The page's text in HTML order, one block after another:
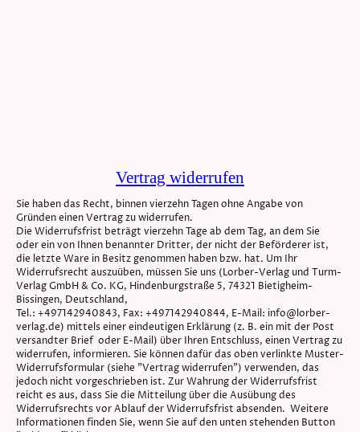
Vertrag widerrufen
Sie haben das Recht, binnen vierzehn Tagen ohne Angabe von
Gründen einen Vertrag zu widerrufen.
Die Widerrufsfrist beträgt vierzehn Tage ab dem Tag, an dem Sie
oder ein von Ihnen benannter Dritter, der nicht der Beförderer ist,
die letzte Ware in Besitz genommen haben bzw. hat. Um Ihr
Widerrufsrecht auszuüben, müssen Sie uns (Lorber-Verlag und Turm-
Verlag GmbH & Co. KG, Hindenburgstraße 5, 74321 Bietigheim-
Bissingen, Deutschland,
Tel.: +497142940843, Fax: +497142940844, E-Mail: info@lorber-
verlag.de) mittels einer eindeutigen Erklärung (z. B. ein mit der Post
versandter Brief oder E-Mail) über Ihren Entschluss, einen Vertrag zu
widerrufen, informieren. Sie können dafür das oben verlinkte Muster-
Widerrufsformular (siehe "Vertrag widerrufen") verwenden, das
jedoch nicht vorgeschrieben ist. Zur Wahrung der Widerrufsfrist
reicht es aus, dass Sie die Mitteilung über die Ausübung des
Widerrufsrechts vor Ablauf der Widerrufsfrist absenden. Weitere
Informationen finden Sie, wenn Sie auf den unten stehenden Button